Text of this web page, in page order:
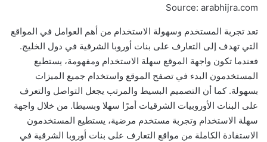
Source: arabhijra.com
تعد تجربة المستخدم وسهولة الاستخدام من أهم العوامل في المواقع
التي تهدف إلى التعارف على بنات أوروبا الشرقية في دول الخليج.
فعندما تكون واجهة الموقع سهلة الاستخدام ومفهومة، يستطيع
المستخدمون البدء في تصفح الموقع واستخدام جميع الميزات
بسهولة. كما أن التصميم البسيط والمرتب يجعل التواصل والتعرف
على البنات الأوروبيات الشرقيات أمرًا سهلا وبسيطا. من خلال واجهة
سهلة الاستخدام وتجربة مستخدم مرضية، يستطيع المستخدمون
الاستفادة الكاملة من مواقع التعارف على بنات أوروبا الشرقية في